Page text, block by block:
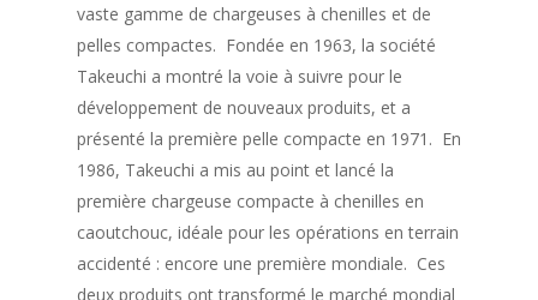
vaste gamme de chargeuses à chenilles et de
pelles compactes. Fondée en 1963, la société
Takeuchi a montré la voie à suivre pour le
développement de nouveaux produits, et a
présenté la première pelle compacte en 1971. En
1986, Takeuchi a mis au point et lancé la
première chargeuse compacte à chenilles en
caoutchouc, idéale pour les opérations en terrain
accidenté : encore une première mondiale. Ces
deux produits ont transformé le marché mondial